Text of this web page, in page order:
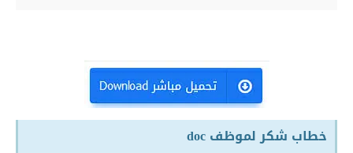
خطاب شكر لموظف doc